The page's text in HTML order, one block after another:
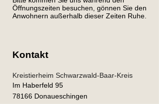
Öffnungszeiten besuchen, gönnen Sie den
Anwohnern außerhalb dieser Zeiten Ruhe.
Kontakt
Kreistierheim Schwarzwald-Baar-Kreis
Im Haberfeld 95
78166 Donaueschingen